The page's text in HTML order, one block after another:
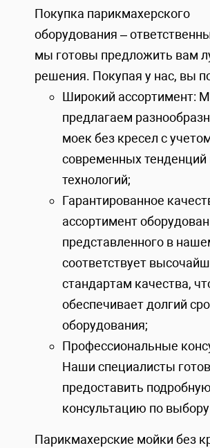
Покупка парикмахерского
оборудования –
мы готовы предложить вам
решения. Покупая у нас, вы
Широкий ассортимент:
предлагаем
моек без кресел с
современных тенденций
технологий;
Гарантированное
ассортимент
представленного в
соответствует
стандартам качества,
обеспечивает долгий
оборудования;
Профессиональные
Наши специалисты
предоставить подробную
консультацию по
Парикмахерские мойки без